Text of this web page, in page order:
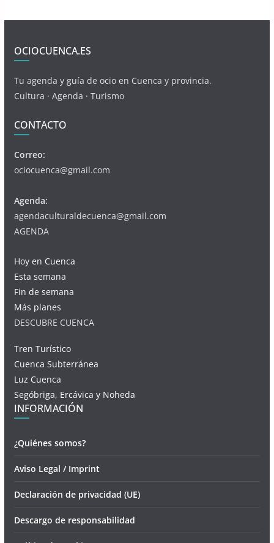
OCIOCUENCA.ES
Tu agenda y guía de ocio en Cuenca y provincia.
Cultura · Agenda · Turismo
CONTACTO
Correo:
ociocuenca@gmail.com
Agenda:
agendaculturaldecuenca@gmail.com
AGENDA
Hoy en Cuenca
Esta semana
Fin de semana
Más planes
DESCUBRE CUENCA
Tren Turístico
Cuenca Subterránea
Luz Cuenca
Segóbriga, Ercávica y Noheda
INFORMACIÓN
¿Quiénes somos?
Aviso Legal / Imprint
Declaración de privacidad (UE)
Descargo de responsabilidad